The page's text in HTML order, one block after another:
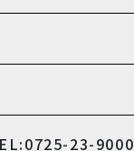
23-9000